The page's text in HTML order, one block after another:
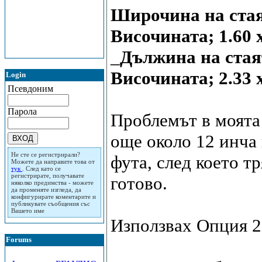
Login
Псевдоним
Парола
Не сте се регистрирали?
Можете да направите това от
тук
. След като се
регистрирате, получавате
няколко предимства - можете
да променяте изгледа, да
конфигурирате коментарите и
публикувате съобщения със
Вашето име
Forums
Широчина на
Височината; 1.60
Дължина на
Височината; 2.33
Проблемът в
още около 12 инча
фута, след което
готово.
Използвах Опция